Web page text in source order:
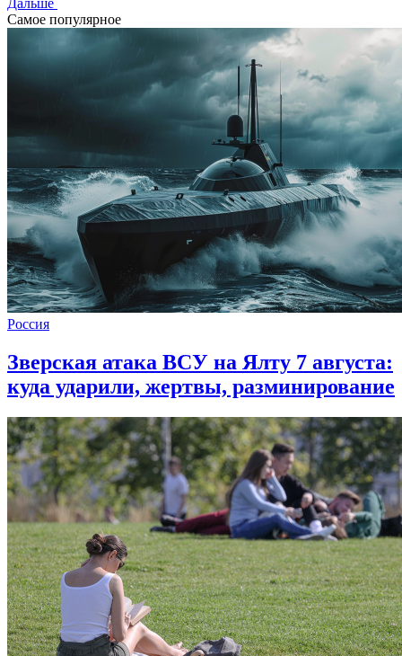
Дальше
Самое популярное
Россия
Зверская атака ВСУ на Ялту 7 августа:
куда ударили, жертвы, разминирование